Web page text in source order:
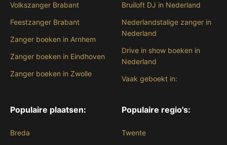
Volkszanger Brabant
Feestzanger Brabant
Zanger boeken in Arnhem
Zanger boeken in Eindhoven
Zanger boeken in Zwolle
Bruiloft DJ in Nederland
Nederlandstalige zanger in
Nederland
Drive in show boeken in
Nederland
Vaak geboekt in:
Populaire plaatsen:
Breda
Populaire regio's:
Twente